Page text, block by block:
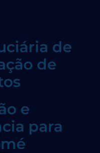
de
de
e
para